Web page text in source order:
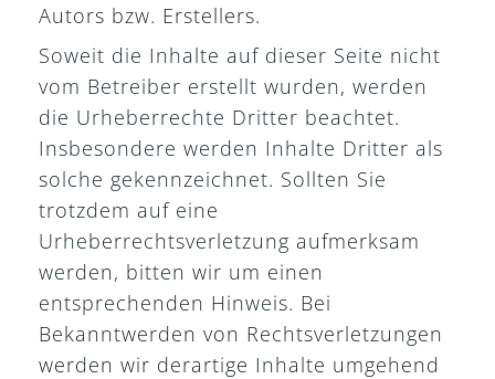
Autors bzw. Erstellers.
Soweit die Inhalte auf dieser Seite nicht
vom Betreiber erstellt wurden, werden
die Urheberrechte Dritter beachtet.
Insbesondere werden Inhalte Dritter als
solche gekennzeichnet. Sollten Sie
trotzdem auf eine
Urheberrechtsverletzung aufmerksam
werden, bitten wir um einen
entsprechenden Hinweis. Bei
Bekanntwerden von Rechtsverletzungen
werden wir derartige Inhalte umgehend